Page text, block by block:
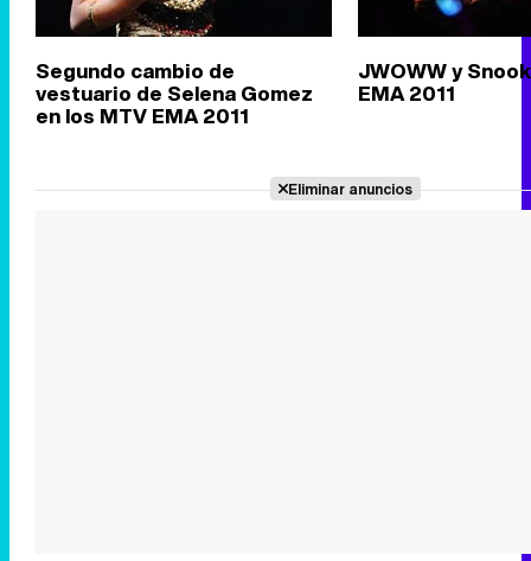
Segundo cambio de
vestuario de Selena Gomez
en los MTV EMA 2011
JWOWW y
EMA 2011
Eliminar anuncios